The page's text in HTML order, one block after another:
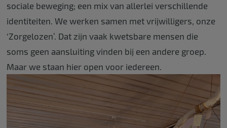
sociale beweging; een mix van allerlei verschillende
identiteiten. We werken samen met vrijwilligers, onze
‘Zorgelozen’. Dat zijn vaak kwetsbare mensen die
soms geen aansluiting vinden bij een andere groep.
Maar we staan hier open voor iedereen.